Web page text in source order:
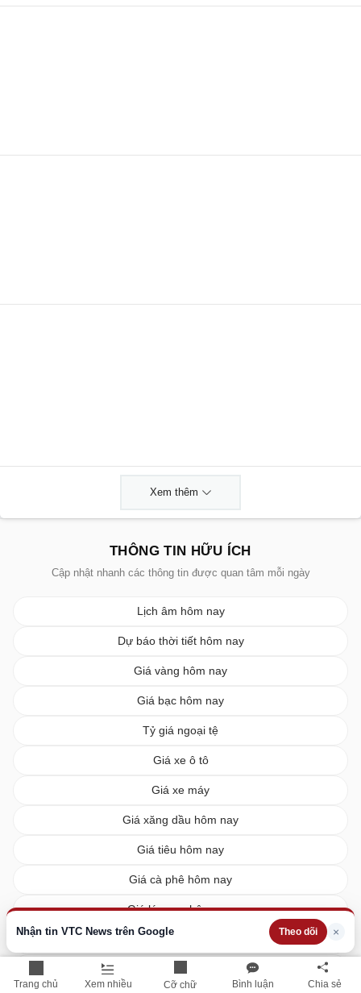
Trang chủ Xem nhiều Cỡ chữ Bình luận Chia sẻ
Nhận tin VTC News trên Google Theo dõi ×
Xem thêm
THÔNG TIN HỮU ÍCH
Cập nhật nhanh các thông tin được quan tâm mỗi ngày
Lịch âm hôm nay
Dự báo thời tiết hôm nay
Giá vàng hôm nay
Giá bạc hôm nay
Tỷ giá ngoại tệ
Giá xe ô tô
Giá xe máy
Giá xăng dầu hôm nay
Giá tiêu hôm nay
Giá cà phê hôm nay
Giá lúa gạo hôm nay
XSMN hôm nay